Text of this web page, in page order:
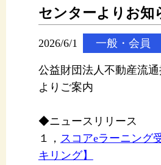
センターよりお知
2026/6/1 一般・会員
公益財団法人不動産流
よりご案内
◆ニュースリリース
１， スコアeラーニング
キリング】